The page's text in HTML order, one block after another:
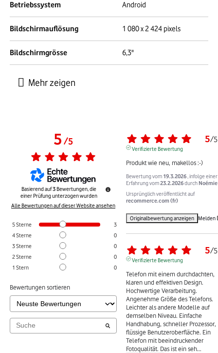
Betriebssystem Android
Bildschirmauflösung 1 080 x 2 424 pixels
Bildschirmgrösse 6,3"
5/5
Basierend auf3 Bewertungen, die
einer Prüfung unterzogen wurden
Alle Bewertungen auf dieser Website ansehen
5Sterne
3
4Sterne
0
3Sterne
0
2Sterne
0
1 Stern 0
Bewertungen sortieren
5/5
Verifizierte Bewertung
Produkt wie neu, makellos :-)
Bewertung vom 19.3.2026 , infolge einer
Erfahrung vom23.2.2026durch Noémie
Ursprünglich veröffentlicht auf
recommerce.com (fr)
Originalbewertung anzeigen Melden
5/5
Verifizierte Bewertung
Telefon mit einem durchdachten,
klaren und effektiven Design.
Hochwertige Verarbeitung.
Angenehme Größe des Telefons.
Leichter als andere Modelle auf
demselben Niveau. Einfache
Handhabung, schneller Prozessor,
flüssige Benutzeroberfläche. Ein
Telefon mit beeindruckender
Fotoqualität. Das ist ein seh...